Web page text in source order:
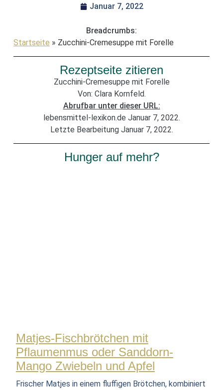
Januar 7, 2022
Breadcrumbs:
Startseite » Zucchini-Cremesuppe mit Forelle
Rezeptseite zitieren
Zucchini-Cremesuppe mit Forelle
Von: Clara Kornfeld.
Abrufbar unter dieser URL:
lebensmittel-lexikon.de Januar 7, 2022.
Letzte Bearbeitung Januar 7, 2022.
Hunger auf mehr?
Matjes-Fischbrötchen mit
Pflaumenmus oder Sanddorn-
Mango Zwiebeln und Apfel
Frischer Matjes in einem fluffigen Brötchen, kombiniert